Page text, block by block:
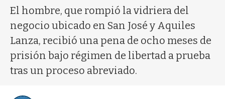
El hombre, que rompió la vidriera del
negocio ubicado en San José y Aquiles
Lanza, recibió una pena de ocho meses de
prisión bajo régimen de libertad a prueba
tras un proceso abreviado.